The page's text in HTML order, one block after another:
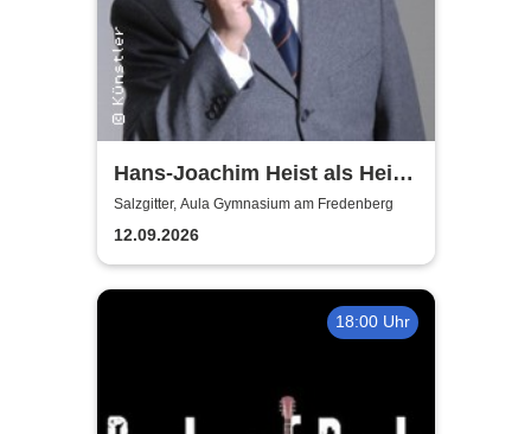
Hans-Joachim Heist als Heinz
Erhard - Noch'n Gedicht
Salzgitter, Aula Gymnasium am Fredenberg
12.09.2026
18:00 Uhr